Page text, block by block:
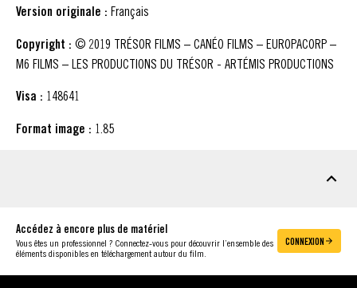
Version originale : Français
Copyright : © 2019 TRÉSOR FILMS – CANÉO FILMS – EUROPACORP –
M6 FILMS – LES PRODUCTIONS DU TRÉSOR - ARTÉMIS PRODUCTIONS
Visa : 148641
Format image : 1.85
Accédez à encore plus de matériel
Vous êtes un professionnel ? Connectez-vous pour découvrir l’ensemble des
éléments disponibles en téléchargement autour du film.
CONNEXION